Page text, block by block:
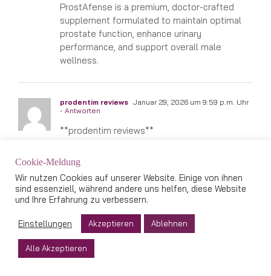
ProstAfense is a premium, doctor-crafted
supplement formulated to maintain optimal
prostate function, enhance urinary
performance, and support overall male
wellness.
prodentim reviews Januar 29, 2026 um 9:59 p.m. Uhr
- Antworten
**prodentim reviews**
that pairs targeted probiotics with plant-
based ingredients to encourage strong teeth,
comfortable gums, and reliably fresh breath
herpafend Januar 29, 2026 um 10:34 p.m. Uhr
Cookie-Meldung
Wir nutzen Cookies auf unserer Website. Einige von ihnen
sind essenziell, während andere uns helfen, diese Website
und Ihre Erfahrung zu verbessern.
Einstellungen Akzeptieren Ablehnen
Alle Akzeptieren